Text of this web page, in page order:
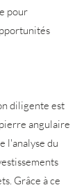
pour
diligente est
angulaire
l'analyse du
Grâce à ce